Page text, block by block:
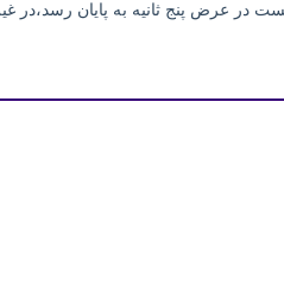
در عرض پنج ثانیه به پایان رسد،در